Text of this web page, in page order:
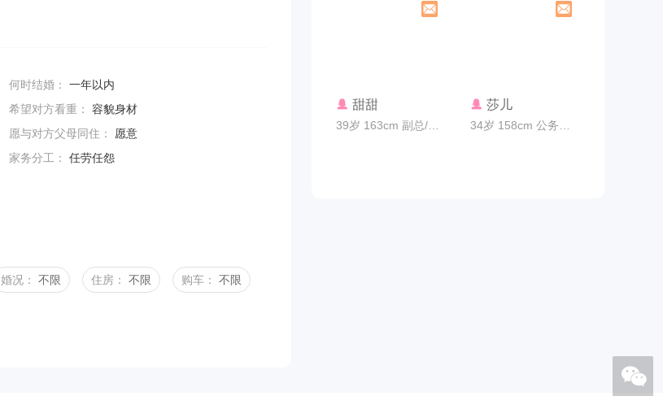
何时结婚：
一年以内
希望对方看重：
容貌身材
愿与对方父母同住：
愿意
家务分工： 任劳任怨
婚况： 不限 住房： 不限 购车： 不限
联系TA
甜甜 联系TA
莎儿